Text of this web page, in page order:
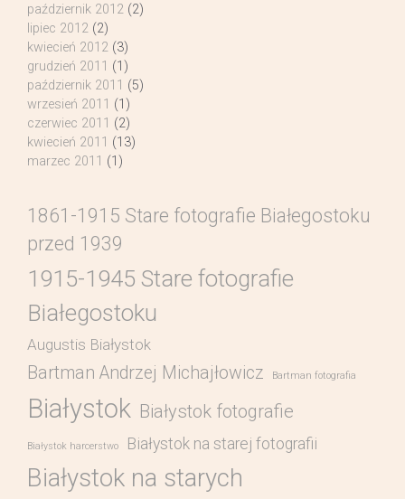
październik 2012 (2)
lipiec 2012 (2)
kwiecień 2012 (3)
grudzień 2011 (1)
październik 2011 (5)
wrzesień 2011 (1)
czerwiec 2011 (2)
kwiecień 2011 (13)
marzec 2011 (1)
1861-1915 Stare fotografie Białegostoku
przed 1939
1915-1945 Stare fotografie
Białegostoku
Augustis Białystok
Bartman Andrzej Michajłowicz Bartman fotografia
Białystok Białystok fotografie
Białystok harcerstwo Białystok na starej fotografii
Białystok na starych